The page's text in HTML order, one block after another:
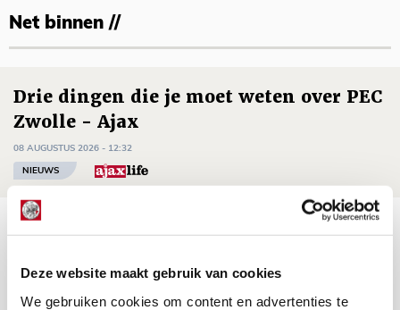
Deze website maakt gebruik van cookies
We gebruiken cookies om content en advertenties te
Net binnen //
Drie dingen die je moet weten over PEC
Zwolle - Ajax
08 AUGUSTUS 2026 - 12:32
NIEUWS
Míchels elf: met welke formatie begin
08 AUGUSTUS 2026 - 11:34
NIEUWS